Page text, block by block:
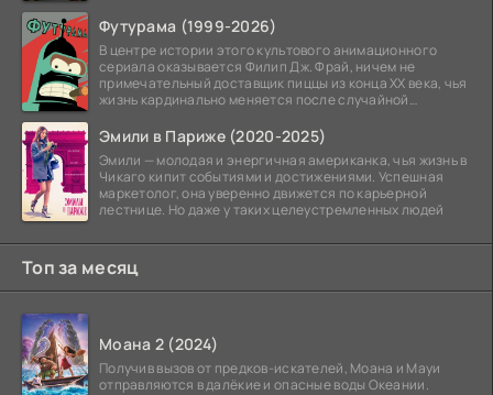
Футурама (1999-2026)
В центре истории этого культового анимационного
сериала оказывается Филип Дж. Фрай, ничем не
примечательный доставщик пиццы из конца XX века, чья
жизнь кардинально меняется после случайной
Эмили в Париже (2020-2025)
Эмили — молодая и энергичная американка, чья жизнь в
Чикаго кипит событиями и достижениями. Успешная
маркетолог, она уверенно движется по карьерной
лестнице. Но даже у таких целеустремленных людей
Топ за месяц
Моана 2 (2024)
Получив вызов от предков-искателей, Моана и Мауи
отправляются в далёкие и опасные воды Океании.